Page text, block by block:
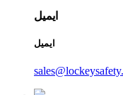
ایمیل
ایمیل